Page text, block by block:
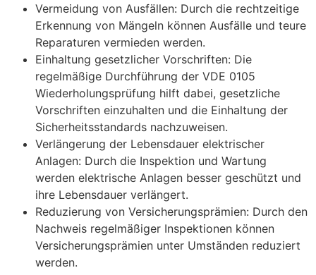
Vermeidung von Ausfällen: Durch die rechtzeitige
Erkennung von Mängeln können Ausfälle und teure
Reparaturen vermieden werden.
Einhaltung gesetzlicher Vorschriften: Die
regelmäßige Durchführung der VDE 0105
Wiederholungsprüfung hilft dabei, gesetzliche
Vorschriften einzuhalten und die Einhaltung der
Sicherheitsstandards nachzuweisen.
Verlängerung der Lebensdauer elektrischer
Anlagen: Durch die Inspektion und Wartung
werden elektrische Anlagen besser geschützt und
ihre Lebensdauer verlängert.
Reduzierung von Versicherungsprämien: Durch den
Nachweis regelmäßiger Inspektionen können
Versicherungsprämien unter Umständen reduziert
werden.